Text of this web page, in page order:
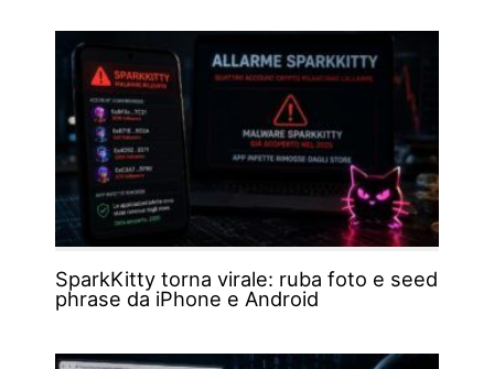
SparkKitty torna virale: ruba foto e seed
phrase da iPhone e Android